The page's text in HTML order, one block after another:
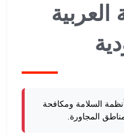
السلامة ومكافحة
المجاورة.